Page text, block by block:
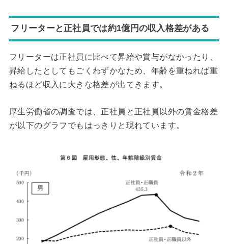
フリーターと正社員では約1億円の収入格差がある
フリーターは正社員に比べて昇給や賞与がなかったり、
昇給したとしてもごくわずかなため、年齢を重ねれば重
ねるほど収入に大きな格差が出てきます。
厚生労働省の調査では、正社員と正社員以外の賃金格差
が以下のグラフでもはっきりと現れています。